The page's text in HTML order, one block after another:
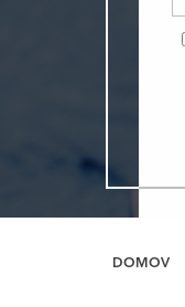
DOMOV